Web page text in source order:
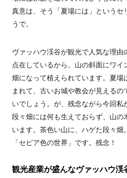
真意は、そう「夏場には」というセ
うで。
ヴァッハウ渓谷が観光で人気な理由
点在しているから。山の斜面にワイ
畑になって植えられています。夏場
まれて、古いお城や教会が見える
いでしょう。が、残念ながら今回私
段々畑には何も生えておらず、山の
います。茶色い山に、ハゲた段々畑
「セピア色の世界」です。残念！
観光産業が盛んなヴァッハウ